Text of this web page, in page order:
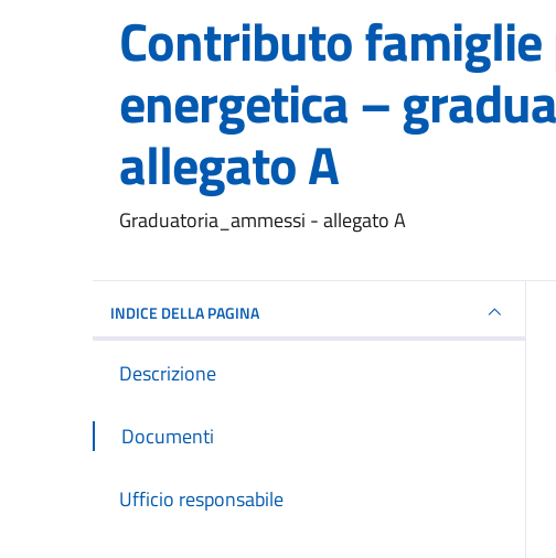
Contributo famiglie
energetica –
allegato A
Dettagli del documento
Graduatoria_ammessi - allegato A
INDICE DELLA PAGINA
Descrizione
Documenti
Ufficio responsabile